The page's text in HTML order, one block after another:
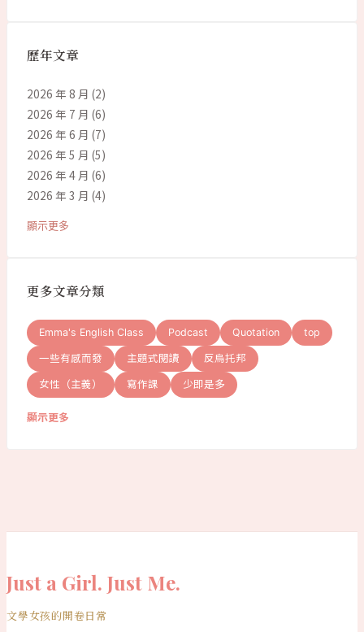
歷年文章
2026 年 8 月 (2)
2026 年 7 月 (6)
2026 年 6 月 (7)
2026 年 5 月 (5)
2026 年 4 月 (6)
2026 年 3 月 (4)
顯示更多
更多文章分類
Emma's English Class Podcast Quotation top
一些有感而發 主題式閱讀 反烏托邦
女性（主義） 寫作課 少即是多
顯示更多
Just a Girl. Just Me.
文學女孩的開卷日常